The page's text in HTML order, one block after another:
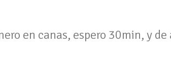
en canas, espero 30min, y de